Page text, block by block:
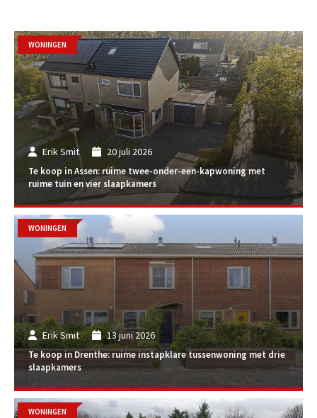
Erik Smit 20 juli 2026
Te koop in Assen: ruime twee-onder-een-kapwoning met
ruime tuin en vier slaapkamers
WONINGEN
Erik Smit 13 juni 2026
Te koop in Drenthe: ruime instapklare tussenwoning met drie
slaapkamers
WONINGEN
WONINGEN